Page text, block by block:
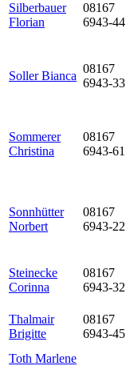
Silberbauer
Florian
08167
6943-44
Soller Bianca
08167
6943-33
Sommerer
Christina
08167
6943-61
Sonnhütter
Norbert
08167
6943-22
Steinecke
Corinna
08167
6943-32
Thalmair
Brigitte
08167
6943-45
Toth Marlene